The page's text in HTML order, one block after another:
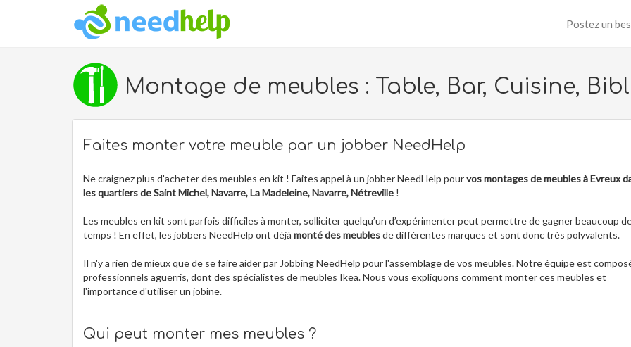
Postez un
Montage de meubles : Table, Bar, Cuisine,
Faites monter votre meuble par un jobber NeedHelp
Ne craignez plus d'acheter des meubles en kit ! Faites appel à un jobber NeedHelp pourvos montages de meubles à Evreux
les quartiers de Saint Michel, Navarre, La Madeleine, Navarre, Nétreville !
Les meubles en kit sont parfois difficiles à monter, solliciter quelqu’un d’expérimenter peut permettre de gagner beaucoup
temps ! En effet, les jobbers NeedHelp ont déjà monté des meublesde différentes marques et sont donc très polyvalents.
Il n'y a rien de mieux que de se faire aider par Jobbing NeedHelp pour l'assemblage de vos meubles. Notre équipe est
professionnels aguerris, dont des spécialistes de meubles Ikea. Nous vous expliquons comment monter ces meubles et
l'importance d'utiliser un jobine.
Qui peut monter mes meubles ?